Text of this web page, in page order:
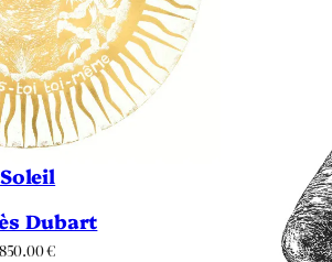
Soleil
Dubart
850.00€